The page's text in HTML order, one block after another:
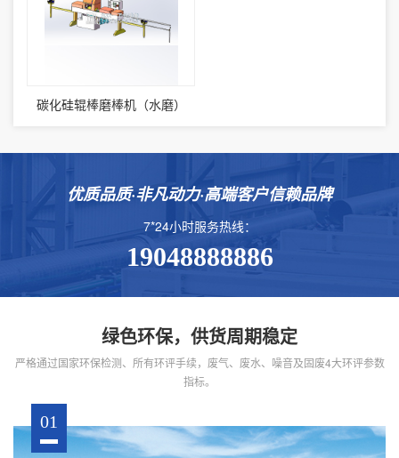
碳化硅辊棒磨棒机（水磨）
优质品质·非凡动力·高端客户信赖品牌
7*24小时服务热线：
19048888886
绿色环保，供货周期稳定
严格通过国家环保检测、所有环评手续，废气、废水、噪音及固废4大环评参数
指标。
01